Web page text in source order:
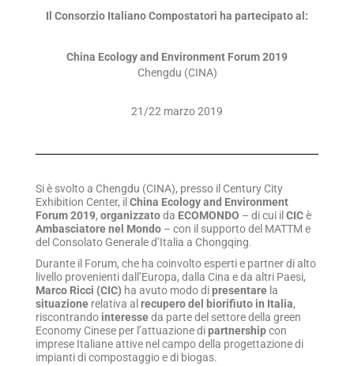
Il Consorzio Italiano Compostatori ha partecipato al:
China Ecology and Environment Forum 2019
Chengdu (CINA)
21/22 marzo 2019
Si è svolto a Chengdu (CINA), presso il Century City
Exhibition Center, il China Ecology and Environment
Forum 2019, organizzatoda ECOMONDO – di cui il CICè
Ambasciatore nel Mondo – con il supporto del MATTM e
del Consolato Generale d’Italia a Chongqing.
Durante il Forum, che ha coinvolto esperti e partner di alto
livello provenienti dall’Europa, dalla Cina e da altri Paesi,
Marco Ricci (CIC) ha avuto modo dipresentare la
situazione relativa al recupero del biorifiuto in Italia,
riscontrando interesseda parte del settore della green
Economy Cinese per l’attuazione dipartnershipcon
imprese Italiane attive nel campo della progettazione di
impianti di compostaggio e di biogas.